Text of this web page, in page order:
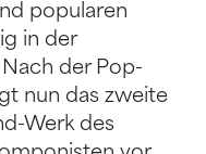
popularen
in der
der Pop-
nun das zweite
Werk des